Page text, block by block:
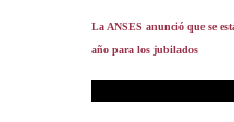
La ANSES anunció que se
año para los jubilados